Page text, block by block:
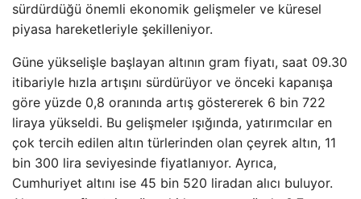
sürdürdüğü önemli ekonomik gelişmeler ve küresel
piyasa hareketleriyle şekilleniyor.
Güne yükselişle başlayan altının gram fiyatı, saat 09.30
itibariyle hızla artışını sürdürüyor ve önceki kapanışa
göre yüzde 0,8 oranında artış göstererek 6 bin 722
liraya yükseldi. Bu gelişmeler ışığında, yatırımcılar en
çok tercih edilen altın türlerinden olan çeyrek altın, 11
bin 300 lira seviyesinde fiyatlanıyor. Ayrıca,
Cumhuriyet altını ise 45 bin 520 liradan alıcı buluyor.